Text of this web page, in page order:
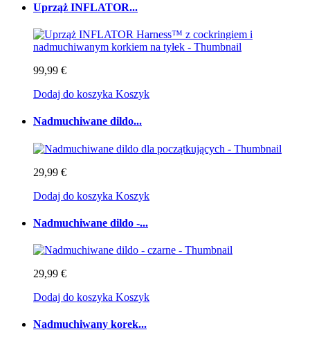
Uprząż INFLATOR...
99,99 €
Dodaj do koszyka Koszyk
Nadmuchiwane dildo...
29,99 €
Dodaj do koszyka Koszyk
Nadmuchiwane dildo -...
29,99 €
Dodaj do koszyka Koszyk
Nadmuchiwany korek...